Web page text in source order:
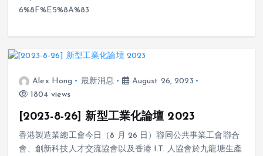
6%8F%E5%8A%83
Alex Hong 最新消息
August 26, 2023
1804 views
[2023-8-26] 新型工業化論壇 2023
香港製造業總工會今日（8 月 26 日）聯同公共事業工會聯合
會、創新科技人才交流協會以及香港 I.T. 人協會於九龍塘生產